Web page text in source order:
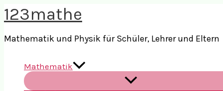
Zum
Inhalt
123mathe
Mathematik und Physik für Schüler, Lehrer und Eltern
Mathematik